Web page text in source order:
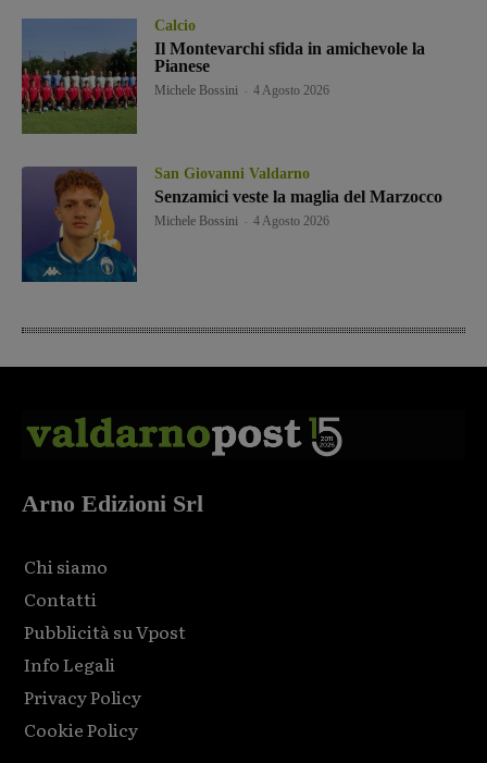
Calcio
Il Montevarchi sfida in amichevole la
Pianese
Michele Bossini 4 Agosto 2026
San Giovanni Valdarno
Senzamici veste la maglia del Marzocco
Michele Bossini 4 Agosto 2026
Arno Edizioni Srl
Chi siamo
Contatti
Pubblicità su Vpost
Info Legali
Privacy Policy
Cookie Policy